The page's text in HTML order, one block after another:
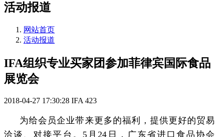
活动报道
网站首页
活动报道
IFA组织专业买家团参加菲律宾国际食品
展览会
2018-04-27 17:30:28 IFA 423
为给会员企业带来更多的福利，提供更好的贸易
洽谈、对接平台。5月24日，广东省进口食品协会